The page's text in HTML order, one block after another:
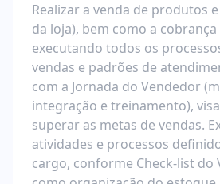
Realizar a venda de produtos
da loja), bem como a cobrança
executando todos os
vendas e padrões de
com a Jornada do Vendedor
integração e treinamento),
superar as metas de vendas.
atividades e processos
cargo, conforme Check-list do